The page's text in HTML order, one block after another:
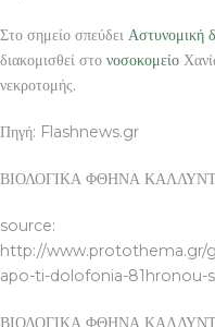
Στο σημείο σπεύδει Αστυνομική
διακομισθεί στο νοσοκομείο
νεκροτομής.
Πηγή: Flashnews.gr
ΒΙΟΛΟΓΙΚΑ ΦΘΗΝΑ
source:
http://www.protothema.gr/
apo-ti-dolofonia-
ΒΙΟΛΟΓΙΚΑ ΦΘΗΝΑ